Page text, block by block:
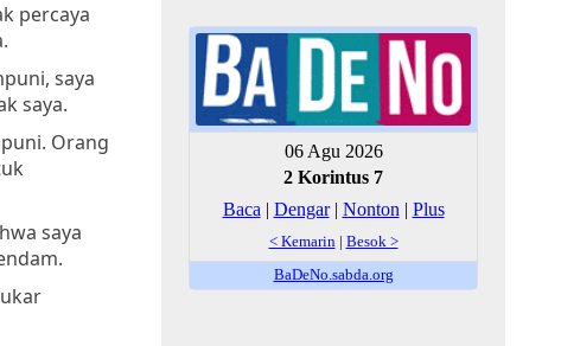
percaya
saya
saya.
Orang
saya